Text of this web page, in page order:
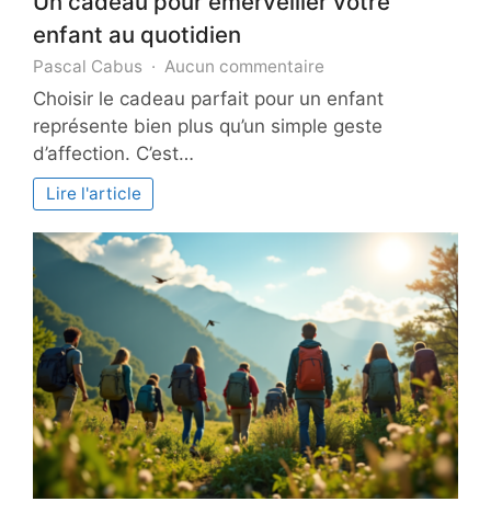
enfant au quotidien
Pascal Cabus Aucun commentaire
cadeau
pour
au
Choisir le cadeau parfait pour un enfant
représente bien plus qu’un simple geste
d’affection. C’est…
Lire l'article